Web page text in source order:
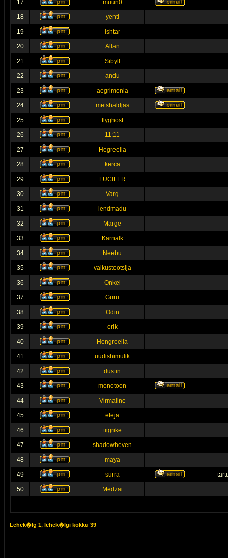
17 muun0
18 yentl
19 ishtar
20 Allan
21 Sibyll
22 andu
23 aegrimonia
24 metshaldjas
25 flyghost
26 11:11
27 Hegreelia
28 kerca
29 LUCIFER
30 Varg
31 lendmadu
32 Marge
33 Karnalk
34 Neebu
35 vaikusteotsija
36 Onkel
37 Guru
38 Odin
39 erik
40 Hengreelia
41 uudishimulik
42 dustin
43 monotoon
44 Virmaline
45 efeja
46 tiigrike
47 shadowheven
48 maya
49 surra
50 Medzai
Lehek�lg 1, lehek�lgi kokku 39